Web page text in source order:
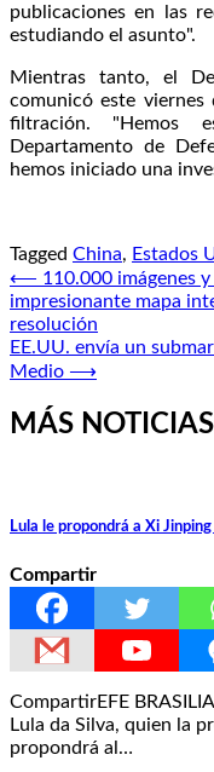
publicaciones en las
estudiando el asunto".
Mientras tanto, el
comunicó este
filtración. "Hemos
Departamento de
hemos iniciado una
Tagged China, Estados
Navegación
de
entradas
⟵ 110.000 imágenes
impresionante mapa
resolución
EE.UU. envía un
Medio ⟶
MÁS NOTICIAS
Lula le propondrá a Xi
Compartir
CompartirEFE
Lula da Silva, quien la
propondrá al…